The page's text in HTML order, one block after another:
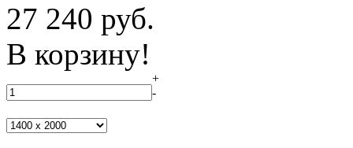
27 240 руб.
В корзину!
+
-